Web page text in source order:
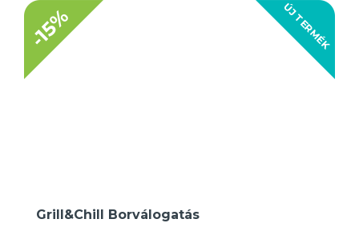
ÚJ TERMÉK
-15%
Grill&Chill Borválogatás